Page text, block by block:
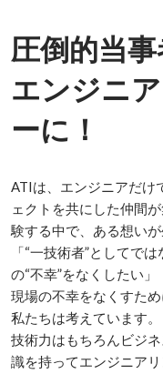
圧倒的当
エンジニ
ーに！
ATIは、エンジニアだけ
ェクトを共にした仲間
験する中で、ある想いが
「“一技術者”としてで
の“不幸”をなくしたい」
現場の不幸をなくすた
私たちは考えています。
技術力はもちろんビジ
識を持ってエンジニア